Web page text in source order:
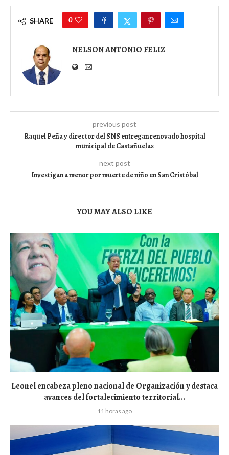
SHARE 0
NELSON ANTONIO FELIZ
previous post
Raquel Peña y director del SNS entregan renovado hospital
municipal de Castañuelas
next post
Investigan a menor por muerte de niño en San Cristóbal
YOU MAY ALSO LIKE
Leonel encabeza pleno nacional de Organización y destaca
avances del fortalecimiento territorial...
11 horas ago